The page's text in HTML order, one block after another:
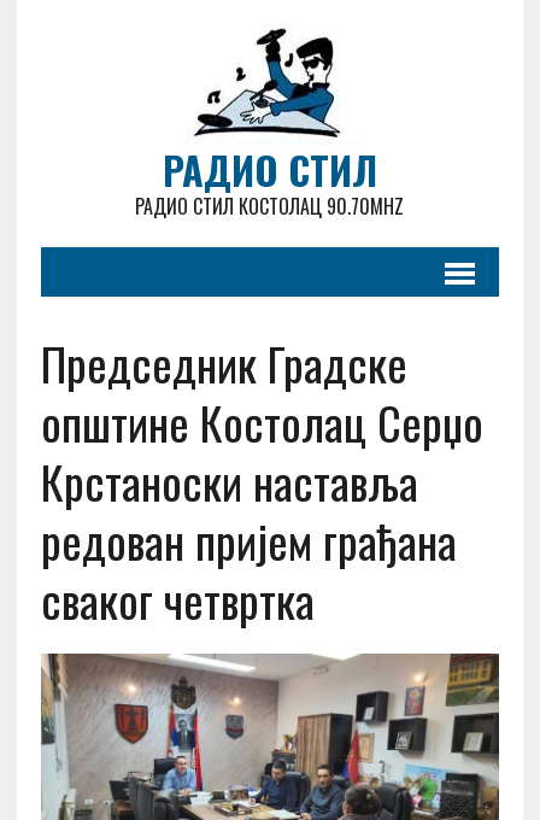
РАДИО СТИЛ
РАДИО СТИЛ КОСТОЛАЦ 90.70MHZ
Председник Градске
општине Костолац Серџо
Крстаноски наставља
редован пријем грађана
сваког четвртка